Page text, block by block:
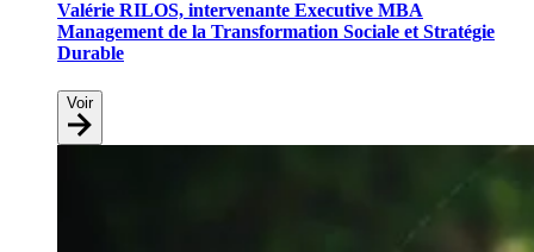
Valérie RILOS, intervenante Executive MBA
Management de la Transformation Sociale et Stratégie
Durable
Voir